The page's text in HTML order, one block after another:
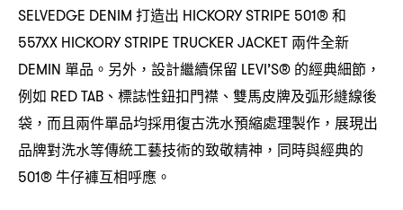
SELVEDGE DENIM 打造出 HICKORY STRIPE 501®和
557XX HICKORY STRIPE TRUCKER JACKET 兩件全新
DEMIN 單品。另外 ， 設計繼續保留 LEVI’S® 的經典細節 ，
例如 RED TAB 、標誌性鈕扣門襟、雙馬皮牌及弧形縫線後
袋 ， 而且兩件單品均採用復古洗水預縮處理製作 ， 展現出
品牌對洗水等傳統工藝技術的致敬精神 ， 同時與經典的
501®牛仔褲互相呼應。